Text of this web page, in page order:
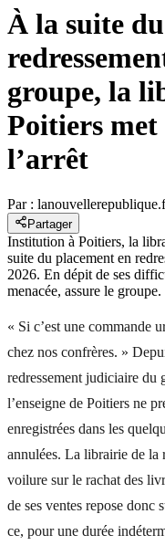
À la suite
groupe, la
Poitiers met
l’arrêt
Par :
Partager
Institution à Poitiers, la
suite du placement en
2026. En dépit de ses
menacée, assure le groupe.
« Si c’est une commande
chez nos confrères. »
redressement judiciaire
l’enseigne de Poitiers ne
enregistrées dans les
annulées. La librairie de la
voilure sur le rachat des
de ses ventes repose donc
ce, pour une durée